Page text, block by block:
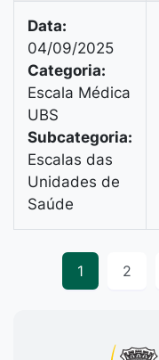
Data:
04/09/2025
Categoria:
Escala Médica
UBS
Subcategoria:
Escalas das
Unidades de
Saúde
1 2